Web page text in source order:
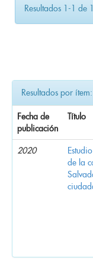
Resultados 1-1 de 1.
Resultados por ítem:
Fecha de
publicación
Título
2020
de la